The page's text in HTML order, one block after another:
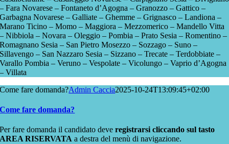
– Fara Novarese – Fontaneto d’Agogna – Granozzo – Gattico –
Garbagna Novarese – Galliate – Ghemme – Grignasco – Landiona –
Marano Ticino – Momo – Maggiora – Mezzomerico – Mandello Vitta
– Nibbiola – Novara – Oleggio – Pombia – Prato Sesia – Romentino –
Romagnano Sesia – San Pietro Mosezzo – Sozzago – Suno –
Sillavengo – San Nazzaro Sesia – Sizzano – Trecate – Terdobbiate –
Varallo Pombia – Veruno – Vespolate – Vicolungo – Vaprio d’Agogna
– Villata
Come fare domanda?Admin Caccia2025-10-24T13:09:45+02:00
Come fare domanda?
Per fare domanda il candidato deveregistrarsi cliccando sul tasto
AREA RISERVATA a destra del menù di navigazione.